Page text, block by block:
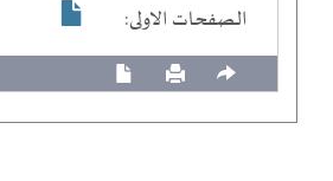
الصفحات الاولى: